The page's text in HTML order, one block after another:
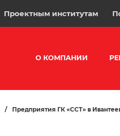
Проектным институтам
О КОМПАНИИ
/ Предприятия ГК «ССТ» в